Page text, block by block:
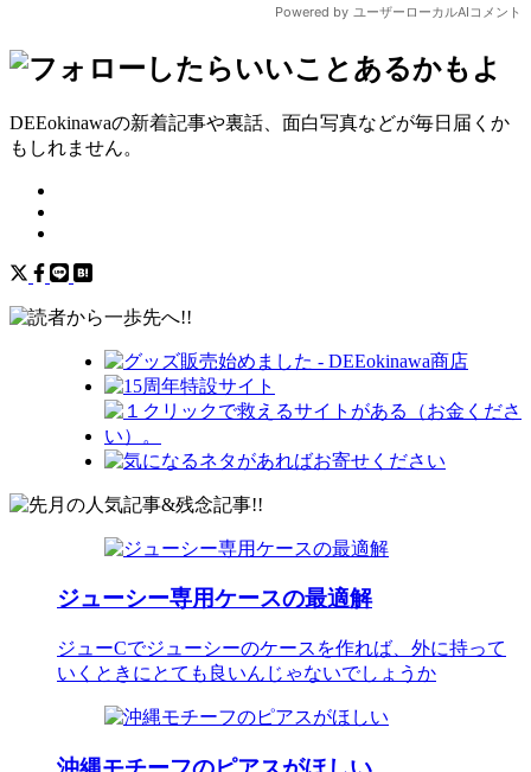
DEEokinawaの新着記事や裏話、面白写真などが毎日届くか
もしれません。
ジューシー専用ケースの最適解
ジューCでジューシーのケースを作れば、外に持って
いくときにとても良いんじゃないでしょうか